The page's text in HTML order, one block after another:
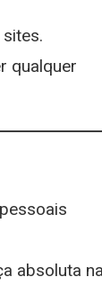
qualquer
absoluta